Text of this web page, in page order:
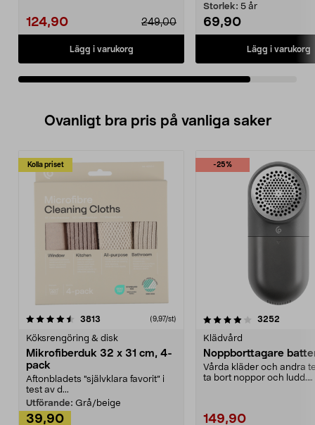
249,00
124,90
Lägg i varukorg
Storlek: 5 år
69,90
Lägg i varukorg
Ovanligt bra pris på vanliga saker
Kolla priset
3813 (9,97/st)
Köksrengöring & disk
Mikrofiberduk 32 x 31 cm, 4-
pack
Aftonbladets "självklara favorit” i
test av d...
Utförande: Grå/beige
39,90
-25%
4.0av 5 stjärnor 3252
Klädvård
Noppborttagare
Vårda kläder och andra
ta bort noppor och ludd.
149,90
4.5av 5 stjärnor